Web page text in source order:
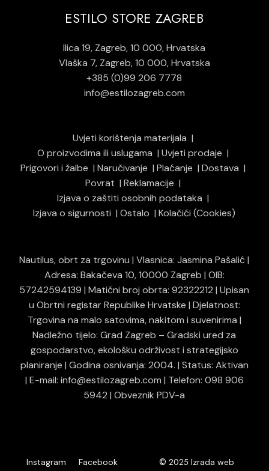
ESTILO STORE ZAGREB
Ilica 19, Zagreb, 10 000, Hrvatska
Vlaška 7, Zagreb, 10 000, Hrvatska
+385 (0)99 206 7778
info@estilozagreb.com
Uvjeti korištenja materijala
O proizvodima ili uslugama
Uvjeti prodaje
Prigovori i žalbe
Naručivanje Plaćanje
Dostava
Povrat
Reklamacije
Izjava o zaštiti osobnih podataka
Izjava o sigurnosti
Ostalo Kolačići (Cookies)
Nautilus, obrt za trgovinu | Vlasnica: Jasmina Pašalić |
Adresa: Bakačeva 10, 10000 Zagreb | OIB:
57242594139 | Matični broj obrta: 92322212 | Upisan
u Obrtni registar Republike Hrvatske | Djelatnost:
Trgovina na malo satovima, nakitom i suvenirima |
Nadležno tijelo: Grad Zagreb – Gradski ured za
gospodarstvo, ekološku održivost i strategijsko
planiranje | Godina osnivanja: 2004. | Status: Aktivan
| E-mail: info@estilozagreb.com | Telefon: 098 906
5942 | Obveznik PDV-a
Instagram Facebook © 2025Izrada web